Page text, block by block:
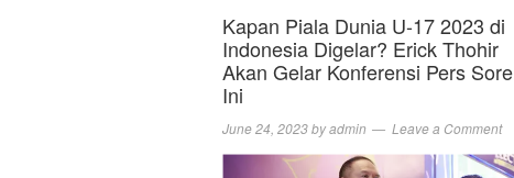
Kapan Piala Dunia U-17 2023 di
Indonesia Digelar? Erick Thohir
Akan Gelar Konferensi Pers Sore
Ini
June 24, 2023byadmin Leave a Comment